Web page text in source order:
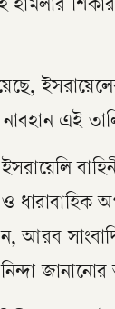
হামলার
এই
ও
আরব
জানানোর